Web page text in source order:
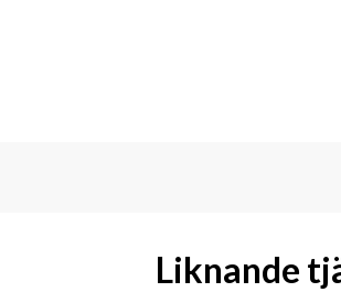
Liknande